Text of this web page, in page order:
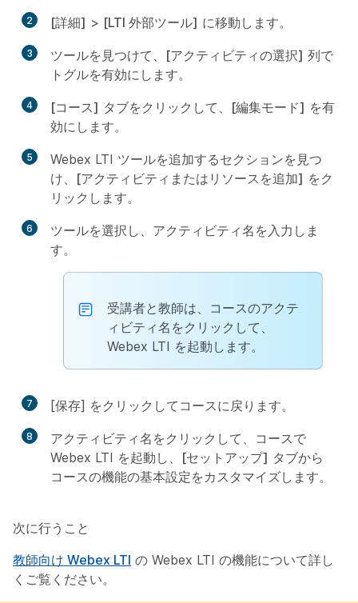
2 [詳細] > [LTI 外部ツール] に移動します。
3 ツールを見つけて、 [アクティビティの選択] 列で
トグルを有効にします。
4 [コース] タブをクリックして、 [編集モード] を有
効にします。
5
Webex LTI ツールを追加するセクションを見つ
け、 [アクティビティまたはリソースを追加] をク
リックします。
6 ツールを選択し、 アクティビティ名 を入力しま
す。
受講者と教師は、コースのアクテ
ィビティ名をクリックして、
Webex LTI を起動します。
7 [保存] をクリックしてコースに戻ります。
8
アクティビティ名をクリックして、コースで
Webex LTI を起動し、 [セットアップ] タブから
コースの機能の基本設定をカスタマイズします。
次に行うこと
教師向け Webex LTI の Webex LTI の機能について詳し
くご覧ください。